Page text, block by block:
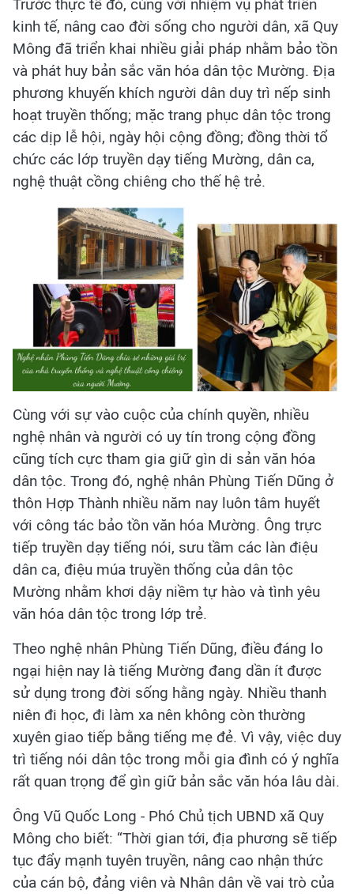
Trước thực tế đó, cùng với nhiệm vụ phát triển
kinh tế, nâng cao đời sống cho người dân, xã Quy
Mông đã triển khai nhiều giải pháp nhằm bảo tồn
và phát huy bản sắc văn hóa dân tộc Mường. Địa
phương khuyến khích người dân duy trì nếp sinh
hoạt truyền thống; mặc trang phục dân tộc trong
các dịp lễ hội, ngày hội cộng đồng; đồng thời tổ
chức các lớp truyền dạy tiếng Mường, dân ca,
nghệ thuật cồng chiêng cho thế hệ trẻ.
Cùng với sự vào cuộc của chính quyền, nhiều
nghệ nhân và người có uy tín trong cộng đồng
cũng tích cực tham gia giữ gìn di sản văn hóa
dân tộc. Trong đó, nghệ nhân Phùng Tiến Dũng ở
thôn Hợp Thành nhiều năm nay luôn tâm huyết
với công tác bảo tồn văn hóa Mường. Ông trực
tiếp truyền dạy tiếng nói, sưu tầm các làn điệu
dân ca, điệu múa truyền thống của dân tộc
Mường nhằm khơi dậy niềm tự hào và tình yêu
văn hóa dân tộc trong lớp trẻ.
Theo nghệ nhân Phùng Tiến Dũng, điều đáng lo
ngại hiện nay là tiếng Mường đang dần ít được
sử dụng trong đời sống hằng ngày. Nhiều thanh
niên đi học, đi làm xa nên không còn thường
xuyên giao tiếp bằng tiếng mẹ đẻ. Vì vậy, việc duy
trì tiếng nói dân tộc trong mỗi gia đình có ý nghĩa
rất quan trọng để gìn giữ bản sắc văn hóa lâu dài.
Ông Vũ Quốc Long - Phó Chủ tịch UBND xã Quy
Mông cho biết: “Thời gian tới, địa phương sẽ tiếp
tục đẩy mạnh tuyên truyền, nâng cao nhận thức
của cán bộ, đảng viên và Nhân dân về vai trò của